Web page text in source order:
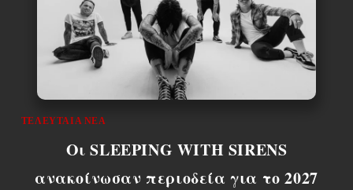
ΤΕΛΕΥΤΑΊΑ ΝΈΑ
Οι SLEEPING WITH SIRENS
ανακοίνωσαν περιοδεία για το 2027